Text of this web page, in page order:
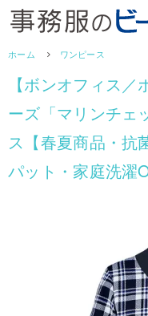
ホーム ワンピース
【ボンオフィス
ーズ「マリンチェ
ス【春夏商品・抗
パット・家庭洗濯